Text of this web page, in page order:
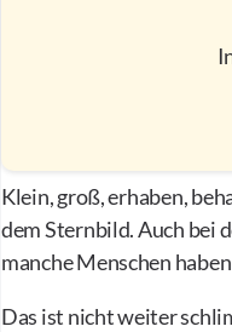
Klein, groß, erhaben,
dem Sternbild. Auch bei
manche Menschen
Das ist nicht weiter